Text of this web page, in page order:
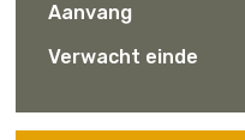
Aanvang
Verwacht einde